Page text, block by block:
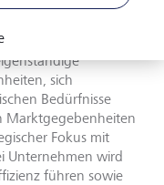
Banking, LGT
sich
Bedürfnisse
Marktgegebenheiten
Fokus mit
Unternehmen wird
führen sowie